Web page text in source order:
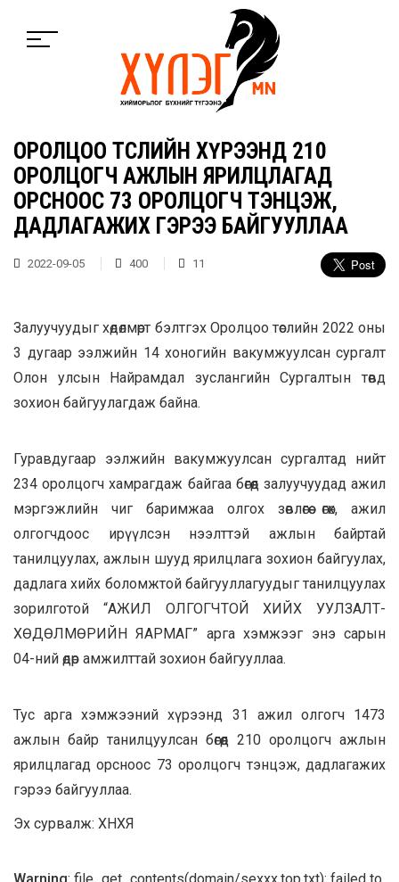
ОРОЛЦОО ТӨСЛИЙН ХҮРЭЭНД 210
ОРОЛЦОГЧ АЖЛЫН ЯРИЛЦЛАГАД
ОРСНООС 73 ОРОЛЦОГЧ ТЭНЦЭЖ,
ДАДЛАГАЖИХ ГЭРЭЭ БАЙГУУЛЛАА
2022-09-05 400 11
Залуучуудыг хөдөлмөрт бэлтгэх Оролцоо төслийн 2022 оны
3 дугаар ээлжийн 14 хоногийн вакумжуулсан сургалт
Олон улсын Найрамдал зуслангийн Сургалтын төвд
зохион байгуулагдаж байна.
Гуравдугаар ээлжийн вакумжуулсан сургалтад нийт
234 оролцогч хамрагдаж байгаа бөгөөд залуучуудад ажил
мэргэжлийн чиг баримжаа олгох зөвлөгөө өгөх, ажил
олгогчдоос ирүүлсэн нээлттэй ажлын байртай
танилцуулах, ажлын шууд ярилцлага зохион байгуулах,
дадлага хийх боломжтой байгууллагуудыг танилцуулах
зорилготой “АЖИЛ ОЛГОГЧТОЙ ХИЙХ УУЛЗАЛТ-
ХӨДӨЛМӨРИЙН ЯАРМАГ” арга хэмжээг энэ сарын
04-ний өдөр амжилттай зохион байгууллаа.
Тус арга хэмжээний хүрээнд 31 ажил олгогч 1473
ажлын байр танилцуулсан бөгөөд 210 оролцогч ажлын
ярилцлагад орсноос 73 оролцогч тэнцэж, дадлагажих
гэрээ байгууллаа.
Эх сурвалж: ХНХЯ